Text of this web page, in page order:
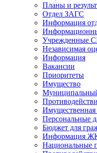
Планы и
Отдел ЗАГС
Информация
Учрежденные
Независимая
Информация
Вакансии
Приоритеты
Имущество
Персональные
Бюджет для
Информация
Национальные